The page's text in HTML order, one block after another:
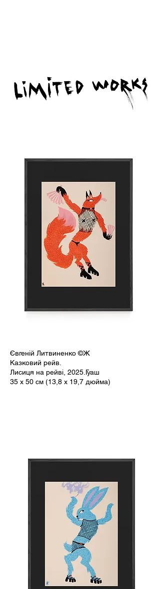
Євгеній Литвиненко ©Ж
Казковий рейв.
Лисиця на рейві, 2025.Гуаш
35 x 50 см (13,8 x 19,7 дюйма)